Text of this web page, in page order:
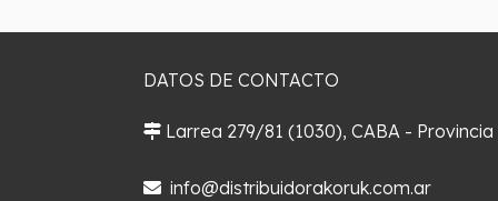
DATOS DE CONTACTO
Larrea 279/81 (1030), CABA - Provincia
info@distribuidorakoruk.com.ar